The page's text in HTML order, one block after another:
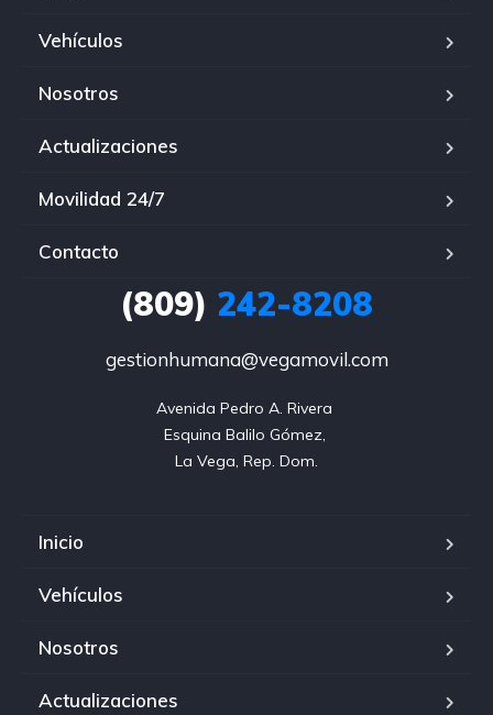
Vehículos
Nosotros
Actualizaciones
Movilidad 24/7
Contacto
(809) 242-8208
gestionhumana@vegamovil.com
Avenida Pedro A. Rivera
Esquina Balilo Gómez,
La Vega, Rep. Dom.
Inicio
Vehículos
Nosotros
Actualizaciones